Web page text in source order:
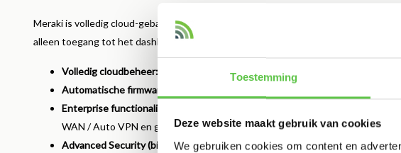
Toestemming
Deze website maakt gebruik van cookies
We gebruiken cookies om content en
Meraki is volledig cloud-gebaseerd. Dat betekent: één dashboard, altijd overzicht
alleen toegang tot het dashboard: het is een compleet servicepakket.
Volledig cloudbeheer: Real-time inzicht in alle apparaten,
Automatische firmware-updates:
Enterprise functionaliteiten:
WAN / Auto VPN en gedetailleerde netwerkrapportage.
Advanced Security (bij upgrade):Met een licentie upgrade Meraki versterk